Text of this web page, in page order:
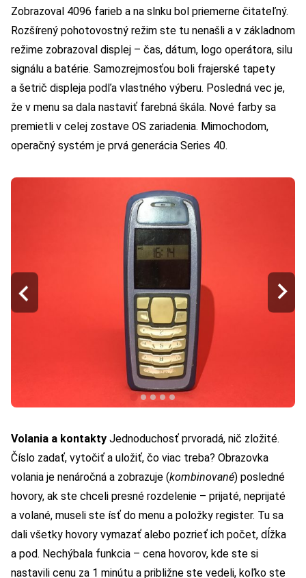
Zobrazoval 4096 farieb a na slnku bol priemerne čitateľný.
Rozšírený pohotovostný režim ste tu nenašli a v základnom
režime zobrazoval displej – čas, dátum, logo operátora, silu
signálu a batérie. Samozrejmosťou boli frajerské tapety
a šetrič displeja podľa vlastného výberu. Posledná vec je,
že v menu sa dala nastaviť farebná škála. Nové farby sa
premietli v celej zostave OS zariadenia. Mimochodom,
operačný systém je prvá generácia Series 40.
Volania a kontakty Jednoduchosť prvoradá, nič zložité.
Číslo zadať, vytočiť a uložiť, čo viac treba? Obrazovka
volania je nenáročná a zobrazuje (kombinované) posledné
hovory, ak ste chceli presné rozdelenie – prijaté, neprijaté
a volané, museli ste ísť do menu a položky register. Tu sa
dali všetky hovory vymazať alebo pozrieť ich počet, dĺžka
a pod. Nechýbala funkcia – cena hovorov, kde ste si
nastavili cenu za 1 minútu a približne ste vedeli, koľko ste